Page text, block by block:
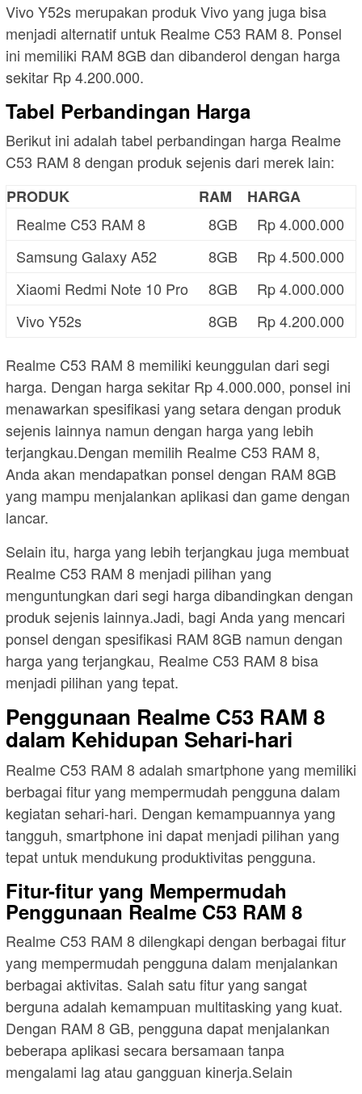
Vivo Y52s merupakan produk Vivo yang juga bisa
menjadi alternatif untuk Realme C53 RAM 8. Ponsel
ini memiliki RAM 8GB dan dibanderol dengan harga
sekitar Rp 4.200.000.
Tabel Perbandingan Harga
Berikut ini adalah tabel perbandingan harga Realme
C53 RAM 8 dengan produk sejenis dari merek lain:
PRODUK
RAM
HARGA
Realme C53 RAM 8
8GB
Rp 4.000.000
Samsung Galaxy A52
8GB
Rp 4.500.000
Xiaomi Redmi Note 10 Pro
8GB
Rp 4.000.000
Vivo Y52s
8GB Rp 4.200.000
Realme C53 RAM 8 memiliki keunggulan dari segi
harga. Dengan harga sekitar Rp 4.000.000, ponsel ini
menawarkan spesifikasi yang setara dengan produk
sejenis lainnya namun dengan harga yang lebih
terjangkau.Dengan memilih Realme C53 RAM 8,
Anda akan mendapatkan ponsel dengan RAM 8GB
yang mampu menjalankan aplikasi dan game dengan
lancar.
Selain itu, harga yang lebih terjangkau juga membuat
Realme C53 RAM 8 menjadi pilihan yang
menguntungkan dari segi harga dibandingkan dengan
produk sejenis lainnya.Jadi, bagi Anda yang mencari
ponsel dengan spesifikasi RAM 8GB namun dengan
harga yang terjangkau, Realme C53 RAM 8 bisa
menjadi pilihan yang tepat.
Penggunaan Realme C53 RAM 8
dalam Kehidupan Sehari-hari
Realme C53 RAM 8 adalah smartphone yang memiliki
berbagai fitur yang mempermudah pengguna dalam
kegiatan sehari-hari. Dengan kemampuannya yang
tangguh, smartphone ini dapat menjadi pilihan yang
tepat untuk mendukung produktivitas pengguna.
Fitur-fitur yang Mempermudah
Penggunaan Realme C53 RAM 8
Realme C53 RAM 8 dilengkapi dengan berbagai fitur
yang mempermudah pengguna dalam menjalankan
berbagai aktivitas. Salah satu fitur yang sangat
berguna adalah kemampuan multitasking yang kuat.
Dengan RAM 8 GB, pengguna dapat menjalankan
beberapa aplikasi secara bersamaan tanpa
mengalami lag atau gangguan kinerja.Selain